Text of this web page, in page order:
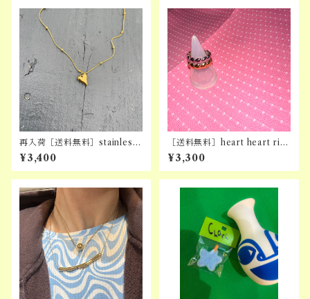
再入荷［送料無料］stainless
heart snake necklace
¥3,400
［送料無料］heart heart rin
g (stainless)
¥3,300